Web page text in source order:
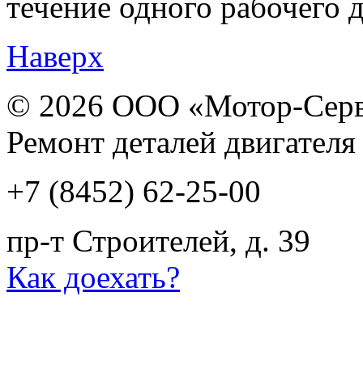
Наверх
© 2026 ООО «Мотор-
Ремонт деталей двигателя
+7 (8452) 62-25-00
пр-т Строителей, д. 39
Как доехать?